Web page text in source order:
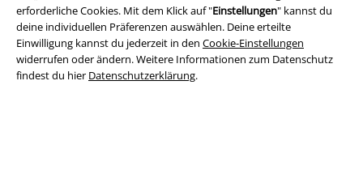
erforderliche Cookies. Mit dem Klick auf "Einstellungen" kannst du
deine individuellen Präferenzen auswählen. Deine erteilte
Einwilligung kannst du jederzeit in den Cookie-Einstellungen
widerrufen oder ändern. Weitere Informationen zum Datenschutz
findest du hier Datenschutzerklärung.
Datenschutz
Entsorgung und Umweltschutz